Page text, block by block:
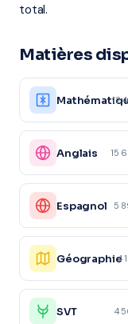
total.
Matières
12
Anglais 15
Espagnol 5
Géographie
4
SVT 4